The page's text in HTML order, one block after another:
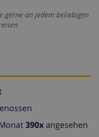
gerne an jedem beliebigen
390xangesehen